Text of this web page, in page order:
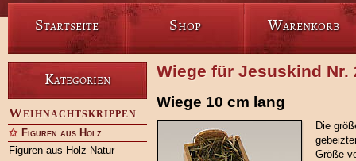
Startseite Shop Warenkorb
Kategorien
Weihnachtskrippen
Figuren aus Holz
Figuren aus Holz Natur
Wiege für Jesuskind Nr.
Wiege 10 cm lang
Die
Größe